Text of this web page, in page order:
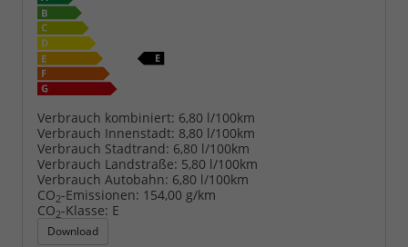
Verbrauch kombiniert: 6,80 l/100km
Verbrauch Innenstadt: 8,80 l/100km
Verbrauch Stadtrand: 6,80 l/100km
Verbrauch Landstraße: 5,80 l/100km
Verbrauch Autobahn: 6,80 l/100km
CO2-Emissionen: 154,00 g/km
CO2-Klasse: E
Download